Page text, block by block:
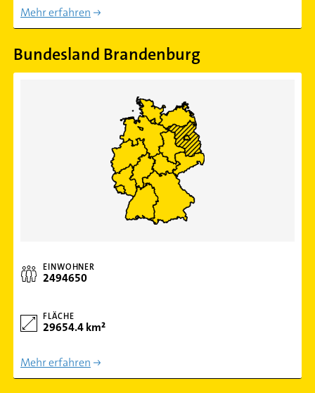
Mehr erfahren
Bundesland Brandenburg
EINWOHNER
2494650
FLÄCHE
29654.4 km²
Mehr erfahren